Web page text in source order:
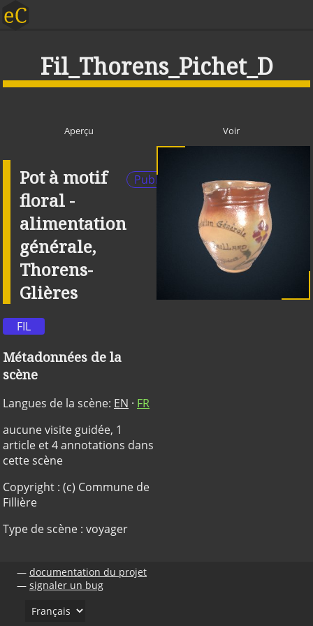
Fil_Thorens_Pichet_D
Aperçu Voir
Pot à motif
floral -
alimentation
générale,
Thorens-
Glières
Publique
FIL
Métadonnées de la
scène
Langues de la scène: EN · FR
aucune visite guidée, 1
article et 4 annotations dans
cette scène
Copyright : (c) Commune de
Fillière
Type de scène : voyager
documentation du projet
signaler un bug